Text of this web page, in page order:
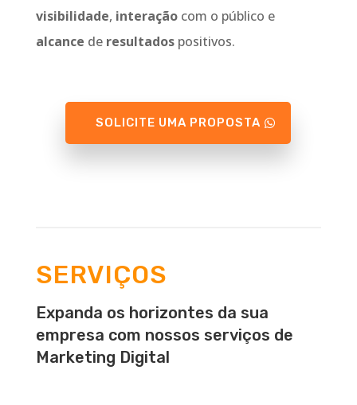
visibilidade, interaçãocom o público e
alcance de resultadospositivos.
SOLICITE UMA PROPOSTA
SERVIÇOS
Expanda os horizontes da sua
empresa com nossos serviços de
Marketing Digital